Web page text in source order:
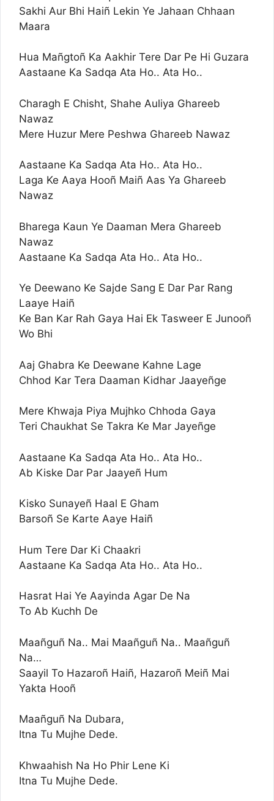
Sakhi Aur Bhi Haiñ Lekin Ye Jahaan Chhaan
Maara
Hua Mañgtoñ Ka Aakhir Tere Dar Pe Hi Guzara
Aastaane Ka Sadqa Ata Ho.. Ata Ho..
Charagh E Chisht, Shahe Auliya Ghareeb
Nawaz
Mere Huzur Mere Peshwa Ghareeb Nawaz
Aastaane Ka Sadqa Ata Ho.. Ata Ho..
Laga Ke Aaya Hooñ Maiñ Aas Ya Ghareeb
Nawaz
Bharega Kaun Ye Daaman Mera Ghareeb
Nawaz
Aastaane Ka Sadqa Ata Ho.. Ata Ho..
Ye Deewano Ke Sajde Sang E Dar Par Rang
Laaye Haiñ
Ke Ban Kar Rah Gaya Hai Ek Tasweer E Junooñ
Wo Bhi
Aaj Ghabra Ke Deewane Kahne Lage
Chhod Kar Tera Daaman Kidhar Jaayeñge
Mere Khwaja Piya Mujhko Chhoda Gaya
Teri Chaukhat Se Takra Ke Mar Jayeñge
Aastaane Ka Sadqa Ata Ho.. Ata Ho..
Ab Kiske Dar Par Jaayeñ Hum
Kisko Sunayeñ Haal E Gham
Barsoñ Se Karte Aaye Haiñ
Hum Tere Dar Ki Chaakri
Aastaane Ka Sadqa Ata Ho.. Ata Ho..
Hasrat Hai Ye Aayinda Agar De Na
To Ab Kuchh De
Maañguñ Na.. Mai Maañguñ Na.. Maañguñ
Na…
Saayil To Hazaroñ Haiñ, Hazaroñ Meiñ Mai
Yakta Hooñ
Maañguñ Na Dubara,
Itna Tu Mujhe Dede.
Khwaahish Na Ho Phir Lene Ki
Itna Tu Mujhe Dede.